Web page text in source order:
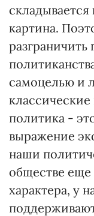
картина.
самоцелью и
политика -
выражение
наши
обществе
характера, у